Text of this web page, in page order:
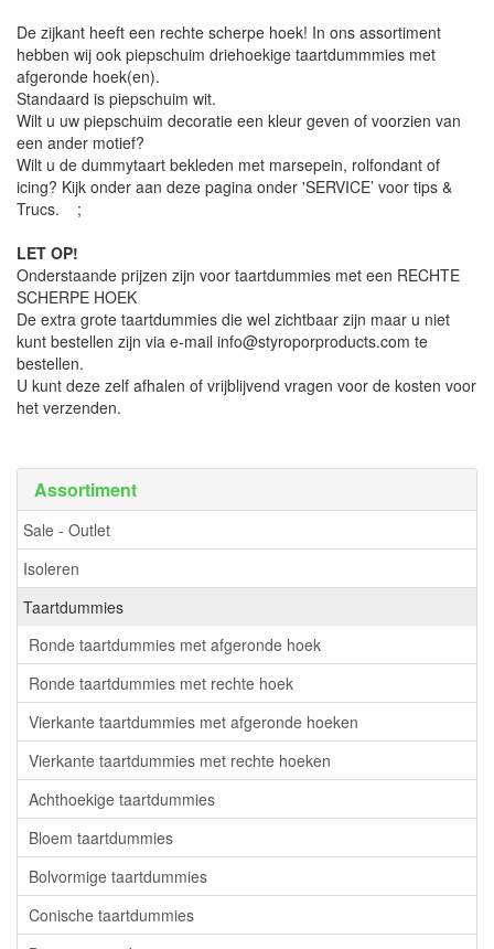
Assortiment
Sale - Outlet
Isoleren
Taartdummies
Ronde taartdummies met afgeronde hoek
Ronde taartdummies met rechte hoek
Vierkante taartdummies met afgeronde hoeken
Vierkante taartdummies met rechte hoeken
Achthoekige taartdummies
Bloem taartdummies
Bolvormige taartdummies
Conische taartdummies
De zijkant heeft een rechte scherpe hoek! In ons assortiment
hebben wij ook piepschuim driehoekige taartdummmies met
afgeronde hoek(en).
Standaard is piepschuim wit.
Wilt u uw piepschuim decoratie een kleur geven of voorzien van
een ander motief?
Wilt u de dummytaart bekleden met marsepein, rolfondant of
icing? Kijk onder aan deze pagina onder 'SERVICE’ voor tips &
Trucs. ;
LET OP!
Onderstaande prijzen zijn voor taartdummies met een RECHTE
SCHERPE HOEK
De extra grote taartdummies die wel zichtbaar zijn maar u niet
kunt bestellen zijn via e-mail info@styroporproducts.com te
bestellen.
U kunt deze zelf afhalen of vrijblijvend vragen voor de kosten voor
het verzenden.